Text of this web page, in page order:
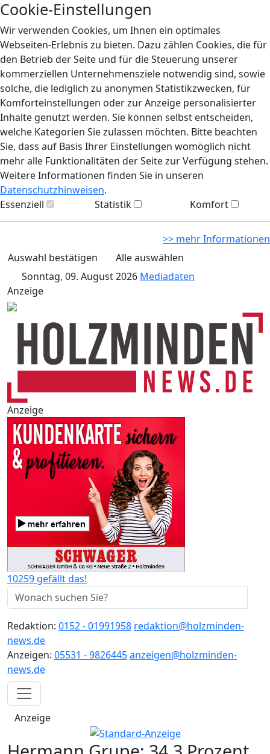
Cookie-Einstellungen
Wir verwenden Cookies, um Ihnen ein optimales
Webseiten-Erlebnis zu bieten. Dazu zählen Cookies, die für
den Betrieb der Seite und für die Steuerung unserer
kommerziellen Unternehmensziele notwendig sind, sowie
solche, die lediglich zu anonymen Statistikzwecken, für
Komforteinstellungen oder zur Anzeige personalisierter
Inhalte genutzt werden. Sie können selbst entscheiden,
welche Kategorien Sie zulassen möchten. Bitte beachten
Sie, dass auf Basis Ihrer Einstellungen womöglich nicht
mehr alle Funktionalitäten der Seite zur Verfügung stehen.
Weitere Informationen finden Sie in unseren
Datenschutzhinweisen.
Essenziell
Statistik Komfort
>> mehr Informationen
Auswahl bestätigen
Alle auswählen
Sonntag, 09. August 2026 Mediadaten
Anzeige
Anzeige
10259 gefällt das!
Redaktion: 0152 - 01991958 redaktion@holzminden-
news.de
Anzeigen: 05531 - 9826445anzeigen@holzminden-
news.de
Anzeige